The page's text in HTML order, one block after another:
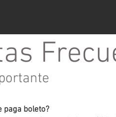
paga boleto?